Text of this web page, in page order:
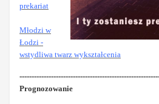
prekariat
Młodzi w
Łodzi -
wstydliwa twarz wykształcenia
Prognozowanie